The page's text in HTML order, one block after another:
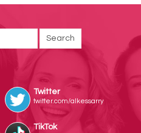
Twitter
twitter.com/alkessarry
TikTok